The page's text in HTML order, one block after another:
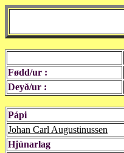
Fødd/ur :
Deyð/ur :
Pápi
Johan Carl Augustinussen
Hjúnarlag